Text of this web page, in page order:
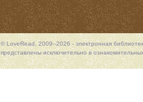
© LoveRead, 2009–2026 - электронная
представлены исключительно в